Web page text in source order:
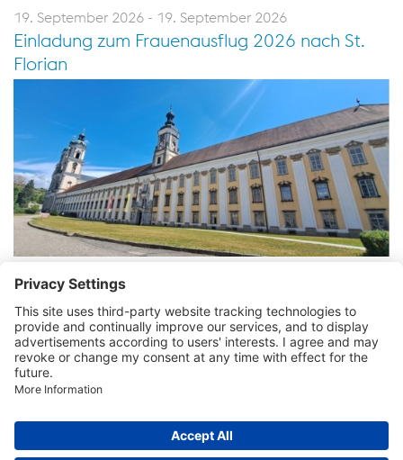
19. September 2026 - 19. September 2026
Einladung zum Frauenausflug 2026 nach St.
Florian
Kontaktdaten
Treffpunkt mensch & arbeit
Impressum